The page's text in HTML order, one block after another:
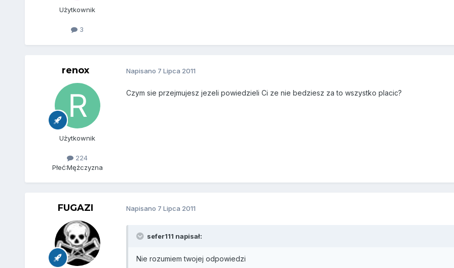
Użytkownik
3
renox
Użytkownik
224
Płeć:Mężczyzna
Napisano 7 Lipca 2011
Czym sie przejmujesz jezeli powiedzieli Ci ze nie bedziesz za to wszystko placic?
FUGAZI Napisano 7 Lipca 2011
sefer111 napisał:
Nie rozumiem twojej odpowiedzi